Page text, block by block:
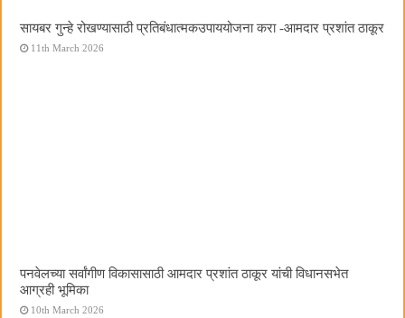
सायबर गुन्हे रोखण्यासाठी प्रतिबंधात्मकउपाययोजना करा -आमदार प्रशांत ठाकूर
11th March 2026
पनवेलच्या सर्वांगीण विकासासाठी आमदार प्रशांत ठाकूर यांची विधानसभेत
आग्रही भूमिका
10th March 2026